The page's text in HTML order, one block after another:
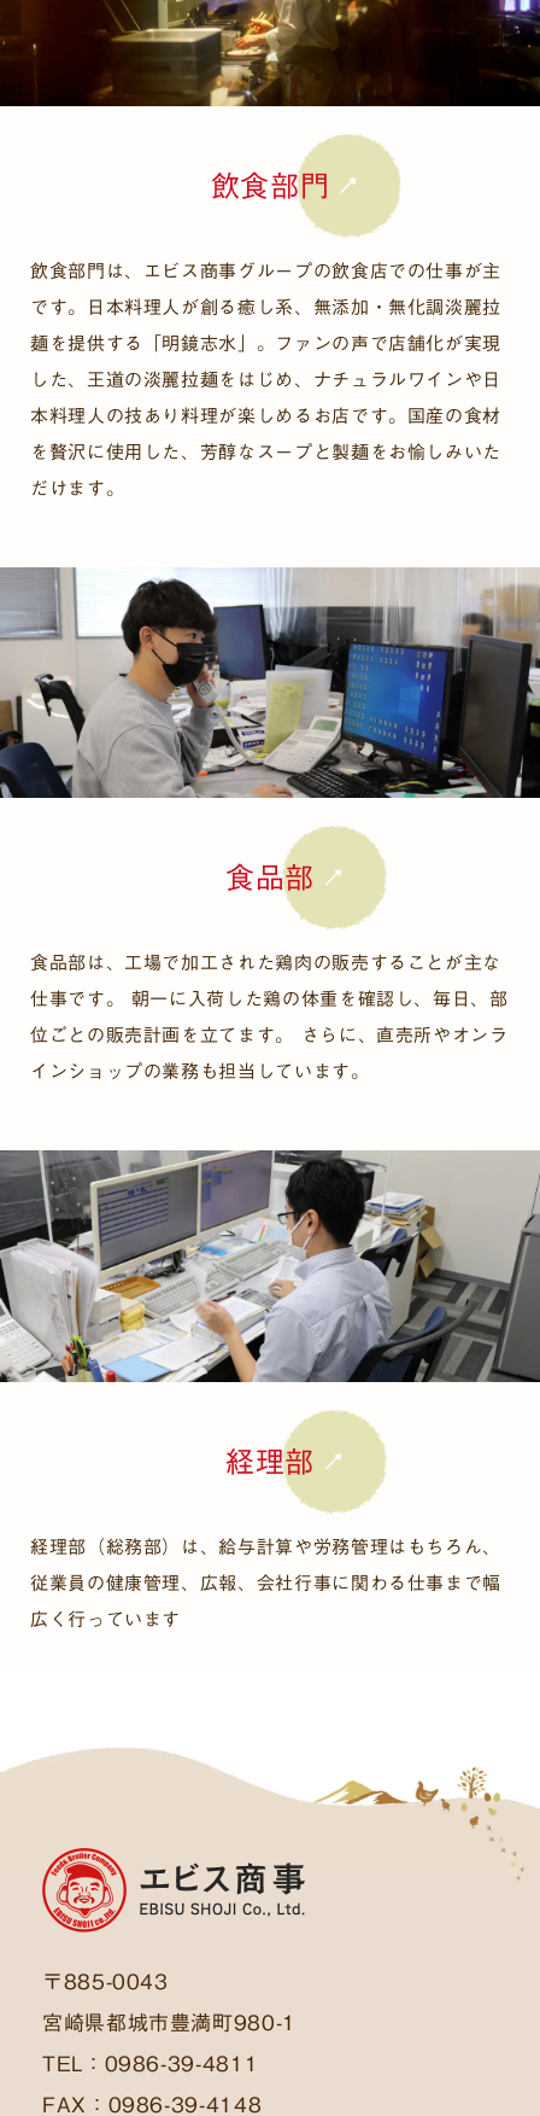
飲食部門
飲食部門は、エビス商事グループの飲食店での仕事が主
です。日本料理人が創る癒し系、無添加・無化調淡麗拉
麺を提供する「明鏡志水」。ファンの声で店舗化が実現
した、王道の淡麗拉麺をはじめ、ナチュラルワインや日
本料理人の技あり料理が楽しめるお店です。国産の食材
を贅沢に使用した、芳醇なスープと製麺をお愉しみいた
だけます。
食品部
食品部は、工場で加工された鶏肉の販売することが主な
仕事です。 朝一に入荷した鶏の体重を確認し、毎日、部
位ごとの販売計画を立てます。 さらに、直売所やオンラ
インショップの業務も担当しています。
経理部
経理部（総務部）は、給与計算や労務管理はもちろん、
従業員の健康管理、広報、会社行事に関わる仕事まで幅
広く行っています
〒885-0043
宮崎県都城市豊満町980-1
TEL：0986-39-4811
FAX：0986-39-4148